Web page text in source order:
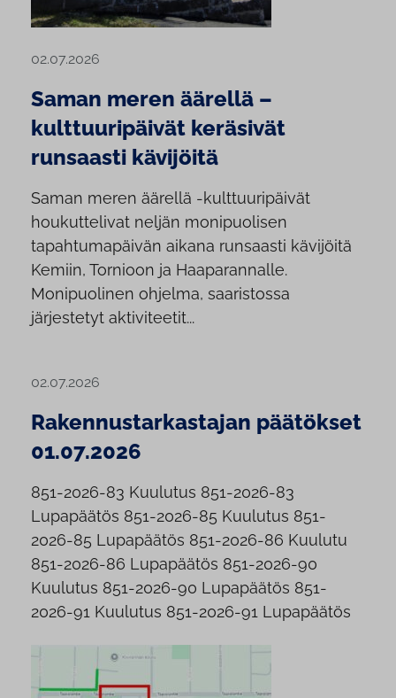
02.07.2026
Saman meren äärellä –
kulttuuripäivät keräsivät
runsaasti kävijöitä
Saman meren äärellä -kulttuuripäivät
houkuttelivat neljän monipuolisen
tapahtumapäivän aikana runsaasti kävijöitä
Kemiin, Tornioon ja Haaparannalle.
Monipuolinen ohjelma, saaristossa
järjestetyt aktiviteetit...
02.07.2026
Rakennustarkastajan päätökset
01.07.2026
851-2026-83 Kuulutus 851-2026-83
Lupapäätös 851-2026-85 Kuulutus 851-
2026-85 Lupapäätös 851-2026-86 Kuulutu
851-2026-86 Lupapäätös 851-2026-90
Kuulutus 851-2026-90 Lupapäätös 851-
2026-91 Kuulutus 851-2026-91 Lupapäätös